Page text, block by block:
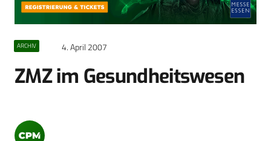
ARCHIV 4. April 2007
ZMZ im Gesundheitswesen